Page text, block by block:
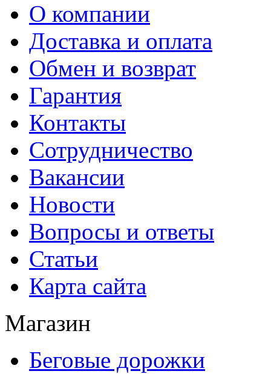
О компании
Доставка и оплата
Обмен и возврат
Гарантия
Контакты
Сотрудничество
Вакансии
Новости
Вопросы и ответы
Статьи
Карта сайта
Магазин
Беговые дорожки